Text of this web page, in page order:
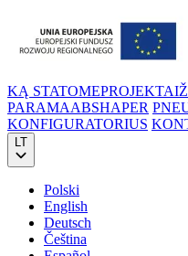
KĄ STATOMEPROJEKTAI
PARAMAABSHAPER
KONFIGURATORIUS
LT
Polski
English
Deutsch
Čeština